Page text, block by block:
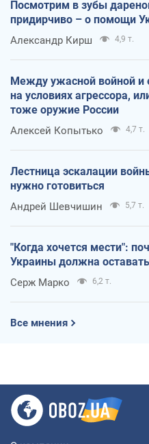
Посмотрим в зубы
придирчиво – о помощи
Александр Кирш 4,9 т.
Между ужасной войной
на условиях агрессора,
тоже оружие России
Алексей Копытько 4,7 т.
Лестница эскалации
нужно готовиться
Андрей Шевчишин 5,7 т.
"Когда хочется мести":
Украины должна
Серж Марко 6,2 т.
Все мнения